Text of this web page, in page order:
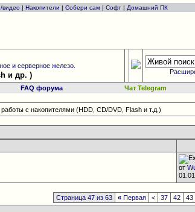
видео | Накопители | Собери сам | Софт | Домашний ПК
и серверное железо.
и др. )
FAQ форума Чат Telegram
с накопителями (HDD, CD/DVD, Flash и т.д.)
от
Страница 47 из 63 « Первая < 37 42 43